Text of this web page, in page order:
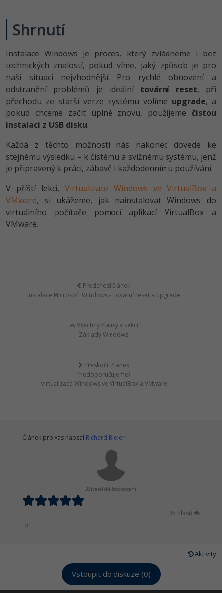
Shrnutí
Instalace Windows je proces, který zvládneme i bez
technických znalostí, pokud víme, jaký způsob je pro
naši situaci nejvhodnější. Pro rychlé obnovení a
odstranění problémů je ideální tovární reset, při
přechodu ze starší verze systému volíme upgrade, a
pokud chceme začít úplně znovu, použijeme čistou
instalaci z USB disku.
Každá z těchto možností nás nakonec dovede ke
stejnému výsledku – k čistému a svižnému systému, jenž
je připravený k práci, zábavě i každodennímu používání.
V příští lekci,Virtualizace Windows ve VirtualBox a
VMware, si ukážeme, jak nainstalovat Windows do
virtuálního počítače pomocí aplikací VirtualBox a
VMware.
Předchozí článek
Instalace Microsoft Windows - Tovární reset a upgrade
Všechny články v sekci
Základy Windows
Přeskočit článek
(nedoporučujeme)
Virtualizace Windows ve VirtualBox a VMware
Článek pro vás napsal Richard Bleier
Uživatelské hodnocení:
35 hlasů
:)
Aktivity
Vstoupit do diskuze (0)